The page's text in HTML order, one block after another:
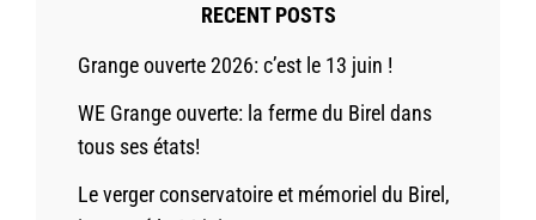
RECENT POSTS
Grange ouverte 2026: c’est le 13 juin !
WE Grange ouverte: la ferme du Birel dans
tous ses états!
Le verger conservatoire et mémoriel du Birel,